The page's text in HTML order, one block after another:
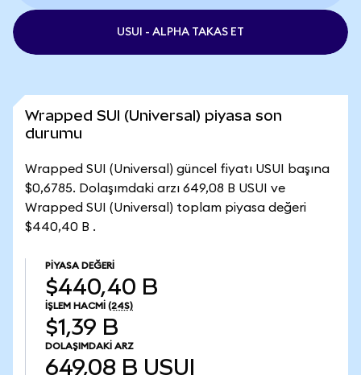
USUI - ALPHA TAKAS ET
Wrapped SUI (Universal) piyasa son
durumu
Wrapped SUI (Universal) güncel fiyatı USUI başına
$0,6785. Dolaşımdaki arzı 649,08 B USUI ve
Wrapped SUI (Universal) toplam piyasa değeri
$440,40 B .
PIYASA DEĞERI
$440,40 B
İŞLEM HACMI (24S)
$1,39 B
DOLAŞIMDAKI ARZ
649,08 B USUI